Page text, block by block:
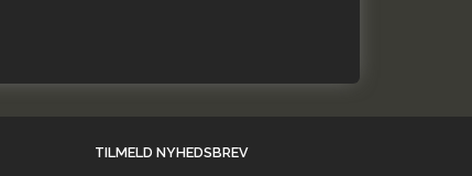
TILMELD NYHEDSBREV